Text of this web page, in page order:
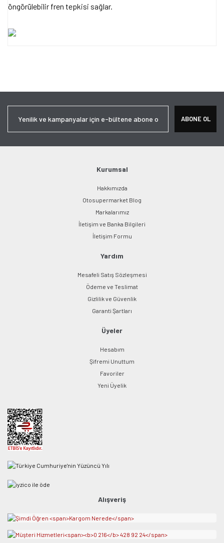
öngörülebilir fren tepkisi sağlar.
Ürün açıklamasında eksik bilgiler bulunuyor.
Bu ürüne benzer farklı alternatifler olmalı.
Gönder
ABONE OL
Kurumsal
Hakkımızda
Otosupermarket Blog
Markalarımız
İletişim ve Banka Bilgileri
İletişim Formu
Yardım
Mesafeli Satış Sözleşmesi
Ödeme ve Teslimat
Gizlilik ve Güvenlik
Garanti Şartları
Üyeler
Hesabım
Şifremi Unuttum
Favoriler
Yeni Üyelik
Alışveriş